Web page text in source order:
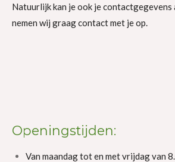
Natuurlijk kan je ook je contactgegevens
nemen wij graag contact met je op.
Openingstijden:
Van maandag tot en met vrijdag van